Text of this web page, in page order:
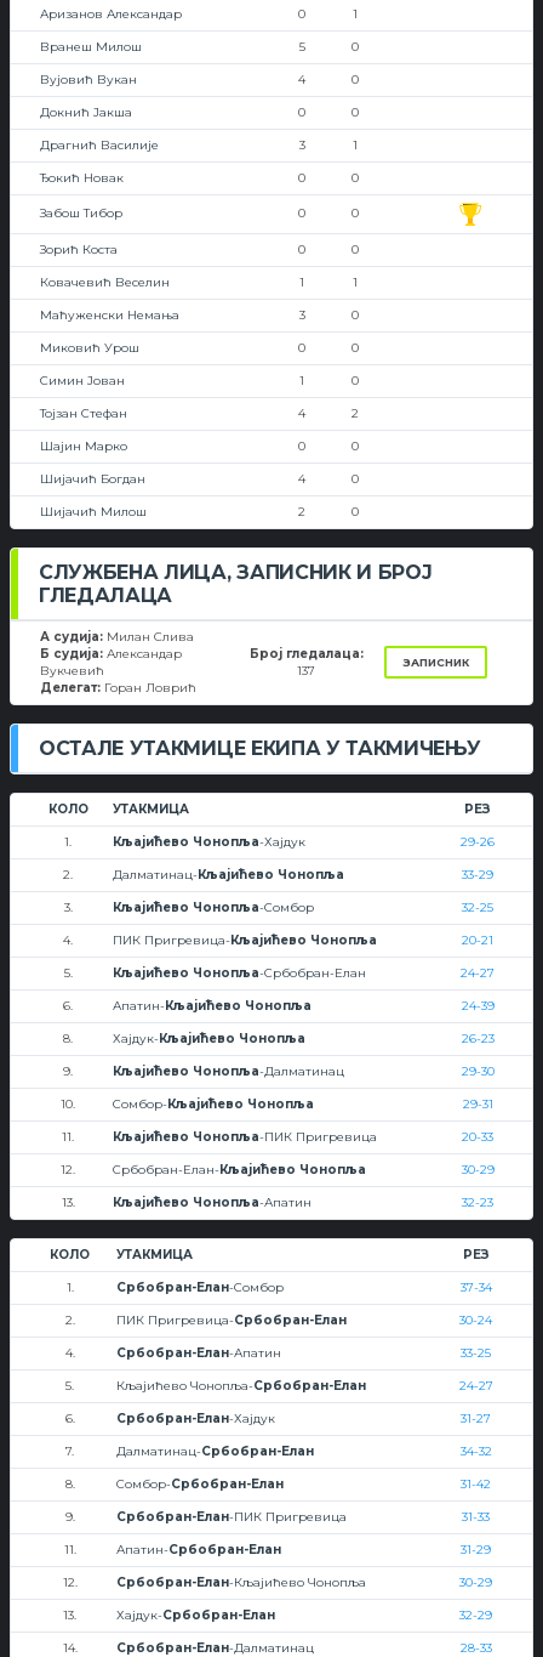
Аризанов Александар 0 1
Вранеш Милош 5 0
Вујовић Вукан 4 0
Докнић Јакша 0 0
Драгнић Василије 3 1
Ђокић Новак 0 0
Забош Тибор 0 0
Зорић Коста 0 0
Ковачевић Веселин 1 1
Маћуженски Немања 3 0
Миковић Урош 0 0
Симин Јован 1 0
Тојзан Стефан 4 2
Шајин Марко 0 0
Шијачић Богдан 4 0
Шијачић Милош 2 0
СЛУЖБЕНА ЛИЦА, ЗАПИСНИК И БРОЈ
ГЛЕДАЛАЦА
А судија: Милан Слива
Б судија: Александар
Вукчевић
Делегат: Горан Ловрић
Број гледалаца:
137
ЗАПИСНИК
ОСТАЛЕ УТАКМИЦЕ ЕКИПА У ТАКМИЧЕЊУ
КОЛО УТАКМИЦА РЕЗ
1. Кљајићево Чонопља-Хајдук 29-26
2. Далматинац-Кљајићево Чонопља 33-29
3. Кљајићево Чонопља-Сомбор 32-25
4. ПИК Пригревица-Кљајићево Чонопља 20-21
5. Кљајићево Чонопља-Србобран-Елан 24-27
6. Апатин-Кљајићево Чонопља 24-39
8. Хајдук-Кљајићево Чонопља 26-23
9. Кљајићево Чонопља-Далматинац 29-30
10. Сомбор-Кљајићево Чонопља 29-31
11. Кљајићево Чонопља-ПИК Пригревица 20-33
12. Србобран-Елан-Кљајићево Чонопља 30-29
13. Кљајићево Чонопља-Апатин 32-23
КОЛО УТАКМИЦА РЕЗ
1. Србобран-Елан-Сомбор 37-34
2. ПИК Пригревица-Србобран-Елан 30-24
4. Србобран-Елан-Апатин 33-25
5. Кљајићево Чонопља-Србобран-Елан 24-27
6. Србобран-Елан-Хајдук 31-27
7. Далматинац-Србобран-Елан 34-32
8. Сомбор-Србобран-Елан 31-42
9. Србобран-Елан-ПИК Пригревица 31-33
11. Апатин-Србобран-Елан 31-29
12. Србобран-Елан-Кљајићево Чонопља 30-29
13. Хајдук-Србобран-Елан 32-29
14. Србобран-Елан-Далматинац 28-33